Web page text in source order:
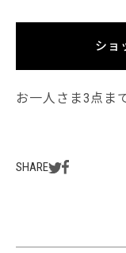
ショ
お一人さま3点ま
SHARE